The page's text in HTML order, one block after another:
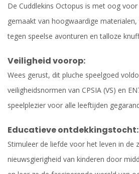
De Cuddlekins Octopus is met oog
gemaakt van hoogwaardige
tegen speelse avonturen en talloze
Veiligheid voorop:
Wees gerust, dit pluche speelgoed
veiligheidsnormen van CPSIA (VS) en
speelplezier voor alle leeftijden
Educatieve ontdekkingstocht:
Stimuleer de liefde voor het leven in de
nieuwsgierigheid van kinderen door